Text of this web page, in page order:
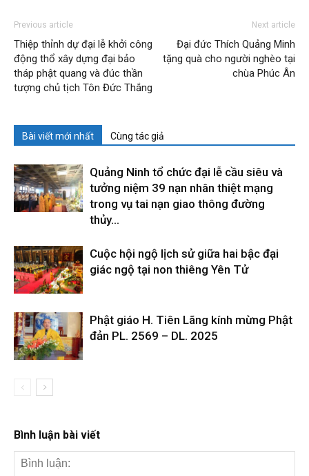
Previous article
Thiệp thỉnh dự đại lễ khởi công
động thổ xây dựng đại bảo
tháp phật quang và đúc thần
tượng chủ tịch Tôn Đức Thắng
Next article
Đại đức Thích Quảng Minh
tặng quà cho người nghèo tại
chùa Phúc Ân
Bài viết mới nhất Cùng tác giả
Quảng Ninh tổ chức đại lễ cầu siêu và
tưởng niệm 39 nạn nhân thiệt mạng
trong vụ tai nạn giao thông đường
thủy...
Cuộc hội ngộ lịch sử giữa hai bậc đại
giác ngộ tại non thiêng Yên Tử
Phật giáo H. Tiên Lãng kính mừng Phật
đản PL. 2569 – DL. 2025
Bình luận bài viết